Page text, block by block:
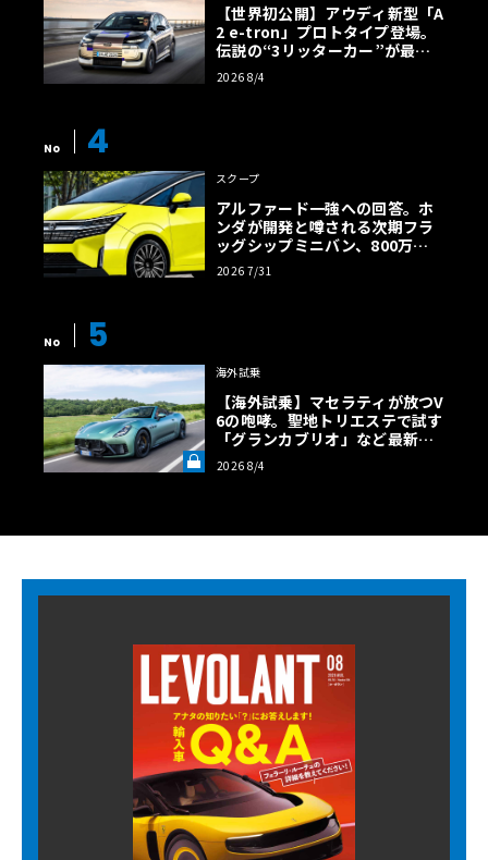
【世界初公開】アウディ新型「A
2 e-tron」プロトタイプ登場。
伝説の“3リッターカー”が最高
効率エントリーBEVとして復活
【画像38枚】
2026 8/4
No 4
スクープ
アルファード一強への回答。ホ
ンダが開発と噂される次期フラ
ッグシップミニバン、800万円
超の勝算【予想CG】
2026 7/31
No 5
海外試乗
【海外試乗】マセラティが放つV
6の咆哮。聖地トリエステで試す
「グランカブリオ」など最新ト
ロフェオ3台の官能評価《LE VO
LANT LAB》
2026 8/4